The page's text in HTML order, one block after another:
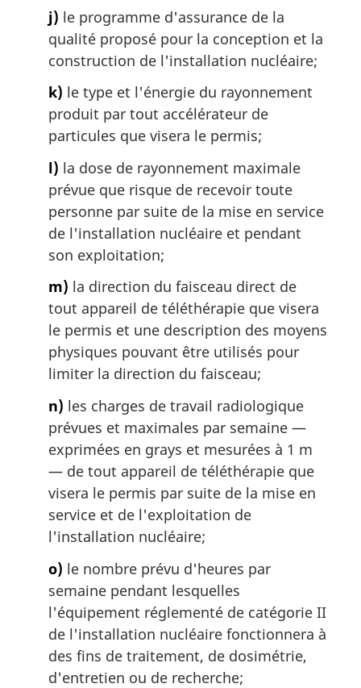
j) le programme d'assurance de la
qualité proposé pour la conception et la
construction de l'installation nucléaire;
k) le type et l'énergie du rayonnement
produit par tout accélérateur de
particules que visera le permis;
l) la dose de rayonnement maximale
prévue que risque de recevoir toute
personne par suite de la mise en service
de l'installation nucléaire et pendant
son exploitation;
m) la direction du faisceau direct de
tout appareil de téléthérapie que visera
le permis et une description des moyens
physiques pouvant être utilisés pour
limiter la direction du faisceau;
n) les charges de travail radiologique
prévues et maximales par semaine —
exprimées en grays et mesurées à 1 m
— de tout appareil de téléthérapie que
visera le permis par suite de la mise en
service et de l'exploitation de
l'installation nucléaire;
o) le nombre prévu d'heures par
semaine pendant lesquelles
l'équipement réglementé de catégorie II
de l'installation nucléaire fonctionnera à
des fins de traitement, de dosimétrie,
d'entretien ou de recherche;